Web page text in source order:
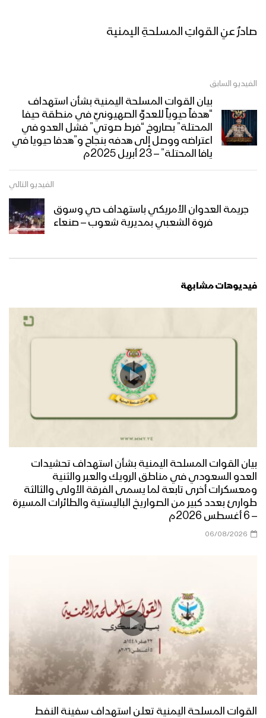
صادرٌ عنِ القواتِ المسلحةِ اليمنية
الفيديو السابق
بيان القوات المسلحة اليمنية بشأن استهداف
“هدفاً حيوياً للعدوِّ الصهيونيِّ في منطقة حيفا
المحتلة” بصاروخ “فرط صوتي” فشل العدو في
اعتراضه ووصل إلى هدفه بنجاح و”هدفا حيويا في
يافا المحتلة” – 23 أبريل 2025م
الفيديو التالي
جريمة العدوان الأمريكي باستهداف حي وسوق
فروة الشعبي بمديرية شعوب – صنعاء
فيديوهات مشابهة
بيان القوات المسلحة اليمنية بشأن استهداف تحشيدات
العدو السعودي في مناطق الرويك والعبر والثنية
ومعسكرات أخرى تابعة لما يسمى الفرقة الأولى والثالثة
طوارئ بعدد كبير من الصواريخ الباليستية والطائرات المسيرة
– 6 أغسطس 2026م
06/08/2026
القوات المسلحة اليمنية تعلن استهداف سفينة النفط